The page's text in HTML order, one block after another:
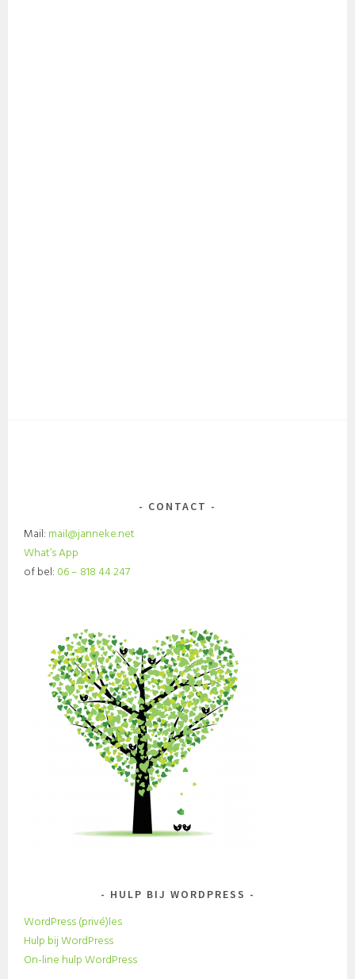
CONTACT
Mail: mail@janneke.net
What’s App
of bel: 06 – 818 44 247
HULP BIJ WORDPRESS
WordPress (privé)les
Hulp bij WordPress
On-line hulp WordPress